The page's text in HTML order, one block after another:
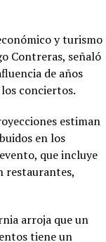
y turismo
Contreras, señaló
de años
conciertos.
estiman
en los
que incluye
restaurantes,
arroja que un
tiene un